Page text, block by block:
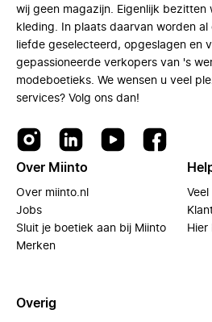
wij geen magazijn. Eigenlijk bezitten
kleding. In plaats daarvan worden
liefde geselecteerd, opgeslagen en
gepassioneerde verkopers van 's
modeboetieks. We wensen u veel
services? Volg ons dan!
Over Miinto
Over miinto.nl
Jobs
Sluit je boetiek aan bij Miinto
Merken
Hier
Overig